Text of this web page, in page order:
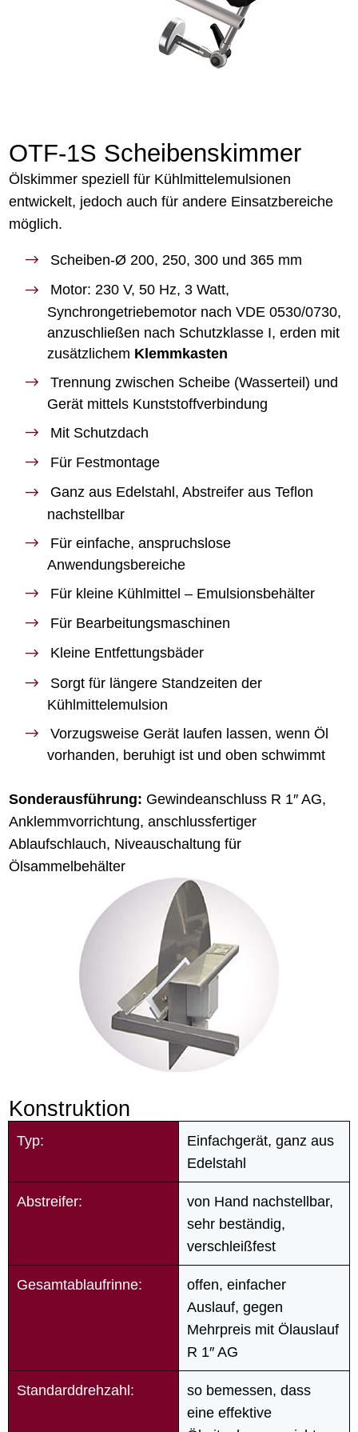
OTF-1S Scheibenskimmer
Ölskimmer speziell für Kühlmittelemulsionen
entwickelt, jedoch auch für andere Einsatzbereiche
möglich.
Scheiben-Ø 200, 250, 300 und 365 mm
Motor: 230 V, 50 Hz, 3 Watt,
Synchrongetriebemotor nach VDE 0530/0730,
anzuschließen nach Schutzklasse I, erden mit
zusätzlichem Klemmkasten
Trennung zwischen Scheibe (Wasserteil) und
Gerät mittels Kunststoffverbindung
Mit Schutzdach
Für Festmontage
Ganz aus Edelstahl, Abstreifer aus Teflon
nachstellbar
Für einfache, anspruchslose
Anwendungsbereiche
Für kleine Kühlmittel – Emulsionsbehälter
Für Bearbeitungsmaschinen
Kleine Entfettungsbäder
Sorgt für längere Standzeiten der
Kühlmittelemulsion
Vorzugsweise Gerät laufen lassen, wenn Öl
vorhanden, beruhigt ist und oben schwimmt
Sonderausführung: Gewindeanschluss R 1″ AG,
Anklemmvorrichtung, anschlussfertiger
Ablaufschlauch, Niveauschaltung für
Ölsammelbehälter
Konstruktion
Typ:
Abstreifer:
Gesamtablaufrinne:
Standarddrehzahl:
Einfachgerät, ganz aus
Edelstahl
von Hand nachstellbar,
sehr beständig,
verschleißfest
offen, einfacher
Auslauf, gegen
Mehrpreis mit Ölauslauf
R 1″ AG
so bemessen, dass
eine effektive